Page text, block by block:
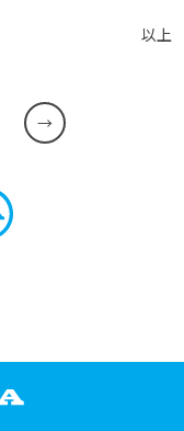
以上